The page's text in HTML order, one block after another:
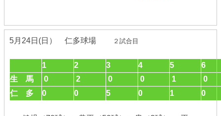
5月24日(日） 仁多球場 ２試合目
1 2 3 4 5
6
生 馬
0 2 0 0 1
0
仁 多
0 0 5 0 1 0